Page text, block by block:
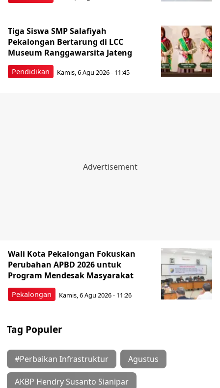
Pendidikan
Tiga Siswa SMP Salafiyah
Pekalongan Bertarung di LCC
Museum Ranggawarsita Jateng
Kamis, 6 Agu 2026 - 11:45
Pekalongan
Wali Kota Pekalongan Fokuskan
Perubahan APBD 2026 untuk
Program Mendesak Masyarakat
Kamis, 6 Agu 2026 - 11:26
Tag Populer
#Perbaikan Infrastruktur Agustus
AKBP Hendry Susanto Sianipar